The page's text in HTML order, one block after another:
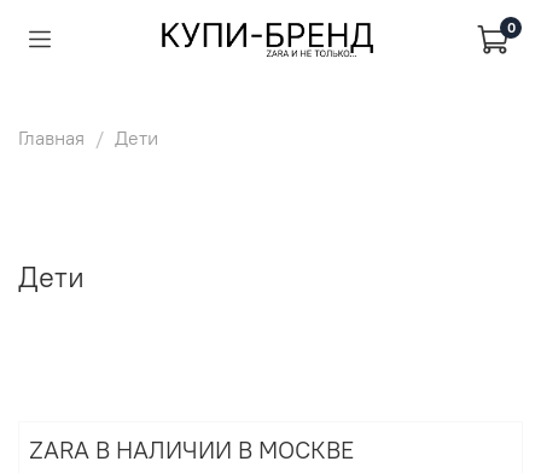
0
Главная Дети
Дети
ZARA В НАЛИЧИИ В МОСКВЕ